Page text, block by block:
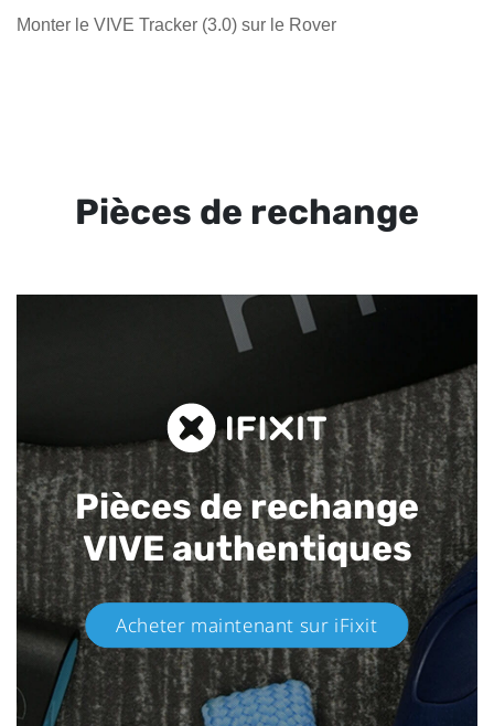
Monter le VIVE Tracker (3.0) sur le Rover
Pièces de rechange
Pièces de rechange
VIVE authentiques​
Acheter maintenant sur iFixit​